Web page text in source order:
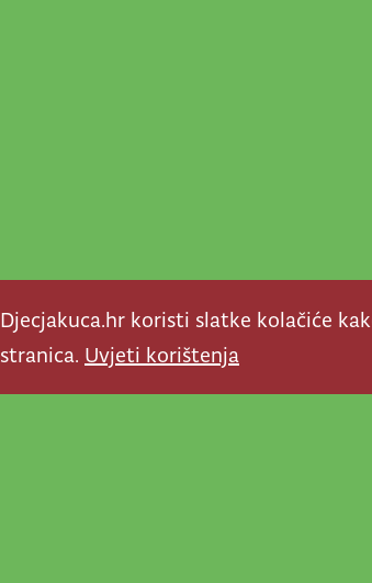
Djecjakuca.hr koristi slatke kolačiće
stranica. Uvjeti korištenja